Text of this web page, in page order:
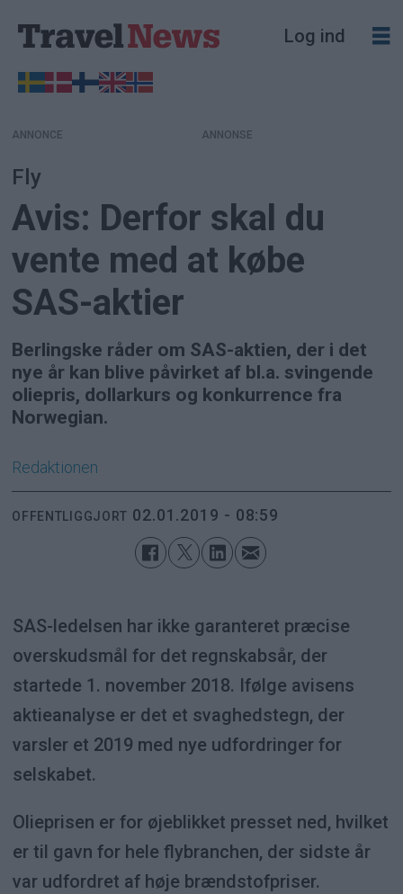
Log ind
ANNONCE
Fly
Avis: Derfor skal du
vente med at købe
SAS-aktier
Berlingske råder om SAS-aktien, der i det
nye år kan blive påvirket af bl.a. svingende
oliepris, dollarkurs og konkurrence fra
Norwegian.
Redaktionen
OFFENTLIGGJORT 02.01.2019 - 08:59
SAS-ledelsen har ikke garanteret præcise
overskudsmål for det regnskabsår, der
startede 1. november 2018. Ifølge avisens
aktieanalyse er det et svaghedstegn, der
varsler et 2019 med nye udfordringer for
selskabet.
Olieprisen er for øjeblikket presset ned, hvilket
er til gavn for hele flybranchen, der sidste år
var udfordret af høje brændstofpriser.